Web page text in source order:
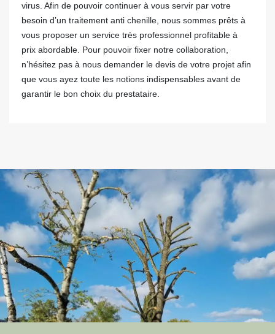
virus. Afin de pouvoir continuer à vous servir par votre
besoin d’un traitement anti chenille, nous sommes prêts à
vous proposer un service très professionnel profitable à
prix abordable. Pour pouvoir fixer notre collaboration,
n’hésitez pas à nous demander le devis de votre projet afin
que vous ayez toute les notions indispensables avant de
garantir le bon choix du prestataire.